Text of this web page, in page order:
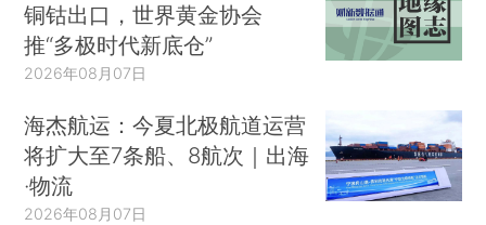
铜钴出口，世界黄金协会
推“多极时代新底仓”
2026年08月07日
海杰航运：今夏北极航道运营
将扩大至7条船、8航次｜出海
·物流
2026年08月07日